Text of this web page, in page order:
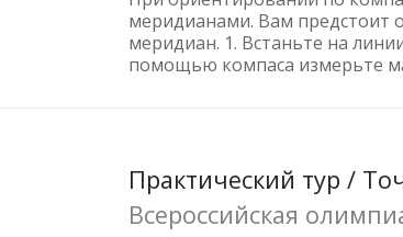
меридианами. Вам предстоит
меридиан. 1. Встаньте на
помощью компаса измерьте
Практический тур /
Всероссийская